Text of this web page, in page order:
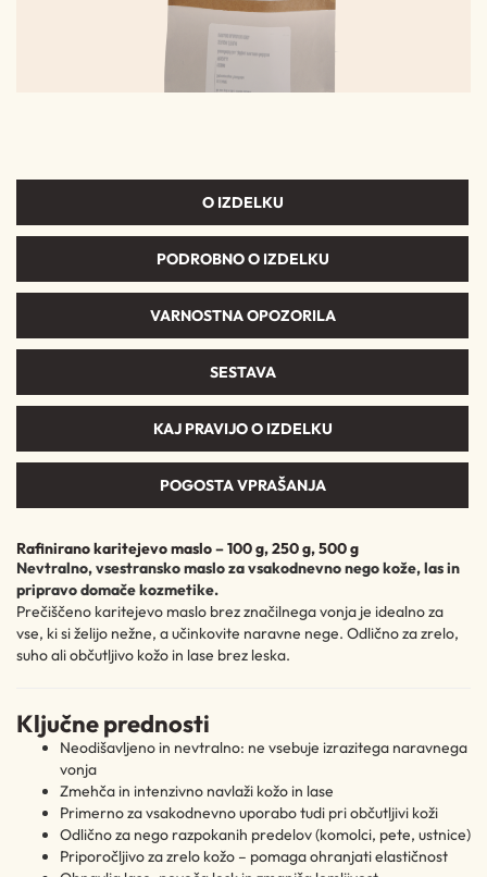
O IZDELKU
PODROBNO O IZDELKU
VARNOSTNA OPOZORILA
SESTAVA
KAJ PRAVIJO O IZDELKU
POGOSTA VPRAŠANJA
Rafinirano karitejevo maslo – 100 g, 250 g, 500 g
Nevtralno, vsestransko maslo za vsakodnevno nego kože, las in
pripravo domače kozmetike.
Prečiščeno karitejevo maslo brez značilnega vonja je idealno za
vse, ki si želijo nežne, a učinkovite naravne nege. Odlično za zrelo,
suho ali občutljivo kožo in lase brez leska.
Ključne prednosti
Neodišavljeno in nevtralno: ne vsebuje izrazitega naravnega
vonja
Zmehča in intenzivno navlaži kožo in lase
Primerno za vsakodnevno uporabo tudi pri občutljivi koži
Odlično za nego razpokanih predelov (komolci, pete, ustnice)
Priporočljivo za zrelo kožo – pomaga ohranjati elastičnost